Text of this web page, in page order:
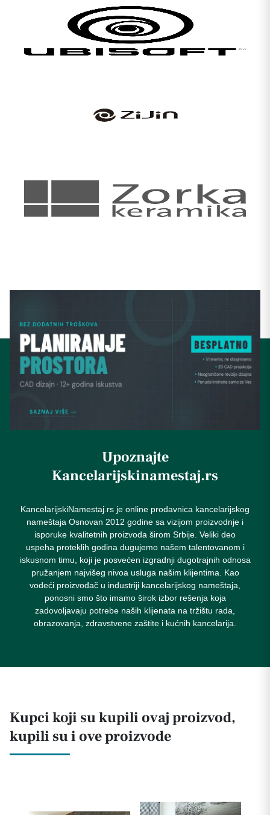
Upoznajte
Kancelarijskinamestaj.rs
KancelarijskiNamestaj.rs je online prodavnica kancelarijskog
nameštaja Osnovan 2012 godine sa vizijom proizvodnje i
isporuke kvalitetnih proizvoda širom Srbije. Veliki deo
uspeha proteklih godina dugujemo našem talentovanom i
iskusnom timu, koji je posvećen izgradnji dugotrajnih odnosa
pružanjem najvišeg nivoa usluga našim klijentima. Kao
vodeći proizvođač u industriji kancelarijskog nameštaja,
ponosni smo što imamo širok izbor rešenja koja
zadovoljavaju potrebe naših klijenata na tržištu rada,
obrazovanja, zdravstvene zaštite i kućnih kancelarija.
Kupci koji su kupili ovaj proizvod,
kupili su i ove proizvode